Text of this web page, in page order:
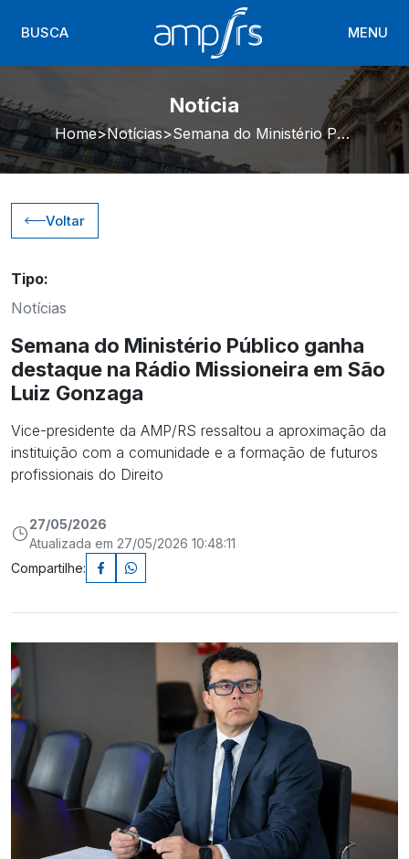
BUSCA MENU
Notícia
Home Notícias Semana do Ministério Público ganha destaque na Rádio Missioneira em São Luiz Gonzaga
Voltar
Tipo:
Notícias
Semana do Ministério Público ganha
destaque na Rádio Missioneira em São
Luiz Gonzaga
Vice-presidente da AMP/RS ressaltou a aproximação da
instituição com a comunidade e a formação de futuros
profissionais do Direito
27/05/2026
Atualizada em 27/05/2026 10:48:11
Compartilhe: